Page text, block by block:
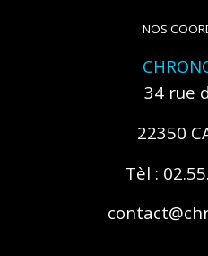
NOS
34 rue
22350
Tèl :